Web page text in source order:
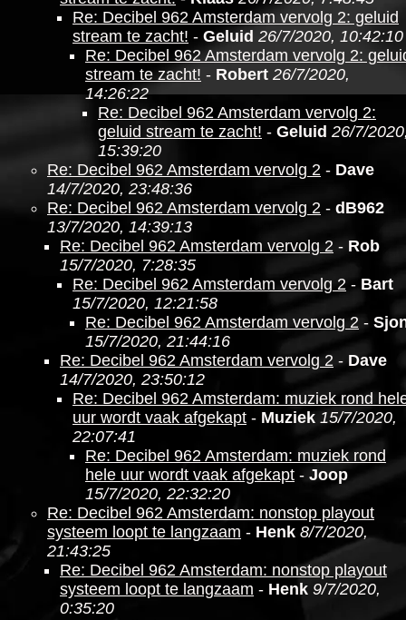
Re: Decibel 962 Amsterdam vervolg 2: geluid
stream te zacht! - Geluid 26/7/2020, 10:42:10
Re: Decibel 962 Amsterdam vervolg 2:
stream te zacht! - Robert 26/7/2020,
14:26:22
Re: Decibel 962 Amsterdam vervolg 2:
geluid stream te zacht! - Geluid 26/7/
15:39:20
Re: Decibel 962 Amsterdam vervolg 2 - Dave
14/7/2020, 23:48:36
Re: Decibel 962 Amsterdam vervolg 2 - dB962
13/7/2020, 14:39:13
Re: Decibel 962 Amsterdam vervolg 2 - Rob
15/7/2020, 7:28:35
Re: Decibel 962 Amsterdam vervolg 2 - Bart
15/7/2020, 12:21:58
Re: Decibel 962 Amsterdam vervolg 2 -
15/7/2020, 21:44:16
Re: Decibel 962 Amsterdam vervolg 2 - Dave
14/7/2020, 23:50:12
Re: Decibel 962 Amsterdam: muziek rond
uur wordt vaak afgekapt - Muziek 15/7/2020,
22:07:41
Re: Decibel 962 Amsterdam: muziek rond
hele uur wordt vaak afgekapt - Joop
15/7/2020, 22:32:20
Re: Decibel 962 Amsterdam: nonstop playout
systeem loopt te langzaam - Henk 8/7/2020,
21:43:25
Re: Decibel 962 Amsterdam: nonstop playout
systeem loopt te langzaam - Henk 9/7/2020,
0:35:20